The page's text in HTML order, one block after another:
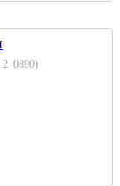
2_0890)